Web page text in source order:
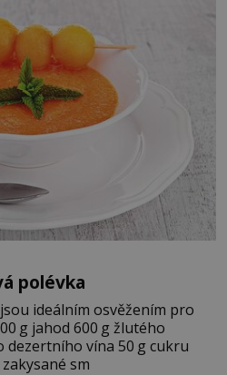
polévka
ideálním osvěžením pro
dezertního vína 50 g cukru
sm